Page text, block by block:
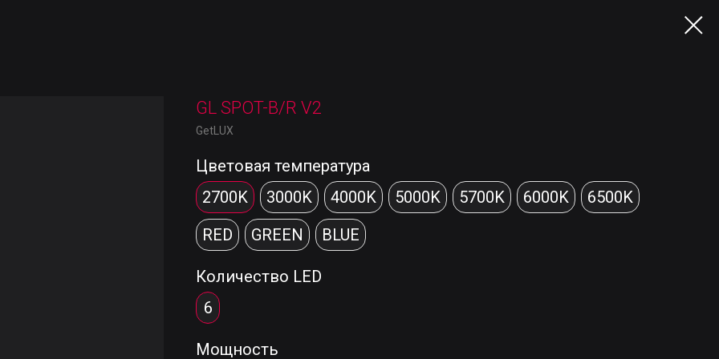
GL SPOT-B/R V2
GetLUX
Цветовая температура
2700K
3000K 4000K 5000K 5700K 6000K
6500K
RED
GREEN BLUE
Количество LED
6
Мощность